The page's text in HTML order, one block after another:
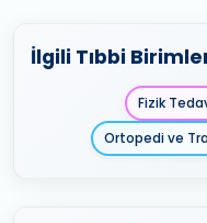
İlgili Tıbbi
Fizik
Ortopedi ve